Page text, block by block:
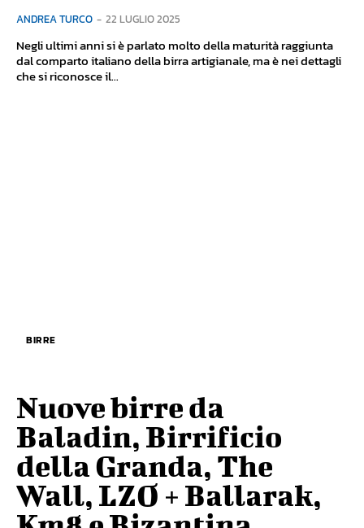
ANDREA TURCO - 22 LUGLIO 2025
Negli ultimi anni si è parlato molto della maturità raggiunta
dal comparto italiano della birra artigianale, ma è nei dettagli
che si riconosce il...
BIRRE
Nuove birre da
Baladin, Birrificio
della Granda, The
Wall, LZO + Ballarak,